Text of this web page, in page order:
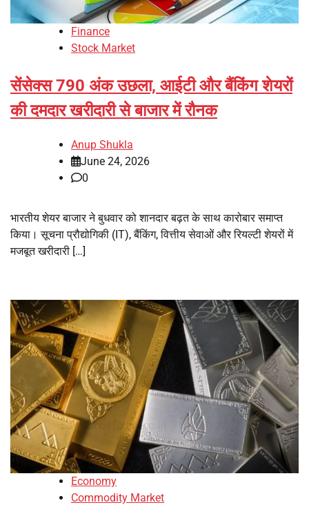
Finance
Stock Market
सेंसेक्स 790 अंक उछला, आईटी और बैंकिंग शेयरों
की दमदार खरीदारी से बाजार में रौनक
Anup Shukla
June 24, 2026
0
भारतीय शेयर बाजार ने बुधवार को शानदार बढ़त के साथ कारोबार समाप्त
किया। सूचना प्रौद्योगिकी (IT), बैंकिंग, वित्तीय सेवाओं और रियल्टी शेयरों में
मजबूत खरीदारी […]
Economy
Commodity Market